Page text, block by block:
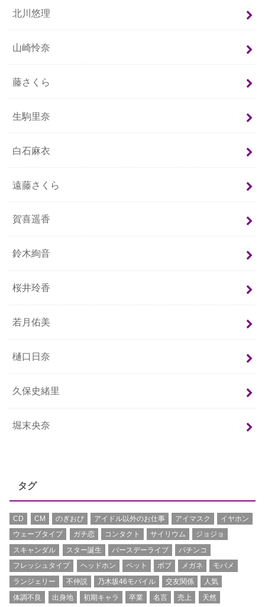
北川悠理
山崎怜奈
藤さくら
生駒里奈
白石麻衣
遠藤さくら
賀喜遥香
鈴木絢音
桜井玲香
若月佑美
樋口日奈
久保史緒里
堀末央奈
タグ
CD CM のぎおび アイドル以外のお仕事 アイマスク
イヤホン
ウェーブタイプ
ガチ恋 コンタクト サイリウム
ジョジョ
スキャンダル
スター誕生 バースデーライブ
パチンコ
フレッシュタイプ
ヘッドホン ペット ボブ メガネ
モバメ
ランジェリー
不仲説 乃木坂46モバイル 交友関係
人気
体調不良
出身地 初期キャラ 卒業 名言 売上 天然